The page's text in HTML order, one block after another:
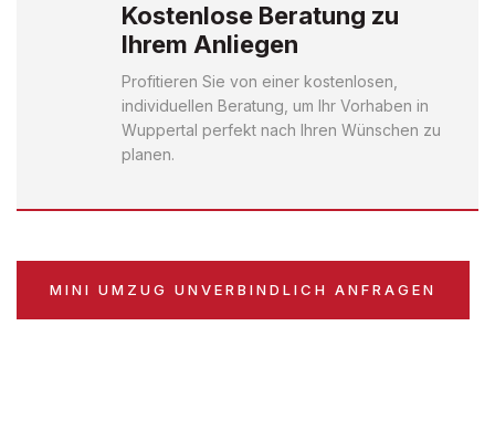
Kostenlose Beratung zu
Ihrem Anliegen
Profitieren Sie von einer kostenlosen,
individuellen Beratung, um Ihr Vorhaben in
Wuppertal perfekt nach Ihren Wünschen zu
planen.
MINI UMZUG UNVERBINDLICH ANFRAGEN